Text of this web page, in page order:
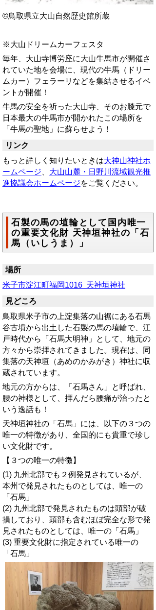
©鳥取県立大山自然歴史館所蔵
※大山ドリームカーフェスタ
毎年、大山寺博労座に大山牛馬市が開催さ
れていた地を会場に、現代の牛馬（ドリー
ムカー）フェラーリなどを集結させるイベ
ントが開催！
牛馬の安全を祈った大山寺、そのお膝元で
日本最大の牛馬市が開かれたこの場所を
「牛馬の聖地」に蘇らせよう！
リンク
もっと詳しく知りたいときは大神山神社ホ
ームページ
大山山麓・日野川流域観光推
進協議会ホームページをご覧ください。
石製の馬の埴輪として国内唯一
の重要文化財 天神垣神社の「石
馬（いしうま）」
場所
米子市淀江町福岡1016 天神垣神社
見どころ
鳥取県米子市の上淀集落の山裾にある石馬
谷古墳から出土した石製の馬の埴輪で、江
戸時代から「石馬大明神」として、地元の
方々から崇拝されてきました。現在は、同
集落の天神垣（あめのかみがき）神社に収
蔵されています。
地元の方からは、「石馬さん」と呼ばれ、
腰の神様として、拝んだら腰痛が治ったと
いう逸話も！
天神垣神社の「石馬」には、以下の３つの
唯一の特徴があり、全国的にも貴重で珍し
い文化財です。
【３つの唯一の特徴】
(1) 九州北部でも２例発見されているが、
本州で発見されたものとしては、唯一の
「石馬」
(2) 九州北部で発見されたものは頭部が破
損しており、頭部も含むほぼ完全な形で発
見されたものとしては、唯一の「石馬」
(3) 重要文化財に指定されている唯一の
「石馬」